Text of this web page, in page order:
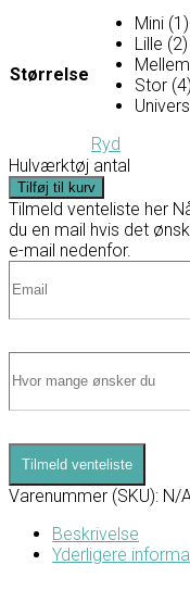
Størrelse
Mini (1)
Lille (2)
Stor (4)
Ryd
Hulværktøj antal
Tilføj til kurv
Tilmeld venteliste her
du en mail hvis det
e-mail nedenfor.
Tilmeld venteliste
Varenummer (SKU): N/
Beskrivelse
Yderligere